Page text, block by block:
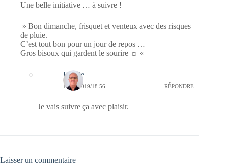
Une belle initiative … à suivre !
» Bon dimanche, frisquet et venteux avec des risques
de pluie.
C’est tout bon pour un jour de repos …
Gros bisoux qui gardent le sourire ☼ «
Bernie
12/08/2019/18:56 RÉPONDRE
Je vais suivre ça avec plaisir.
Laisser un commentaire